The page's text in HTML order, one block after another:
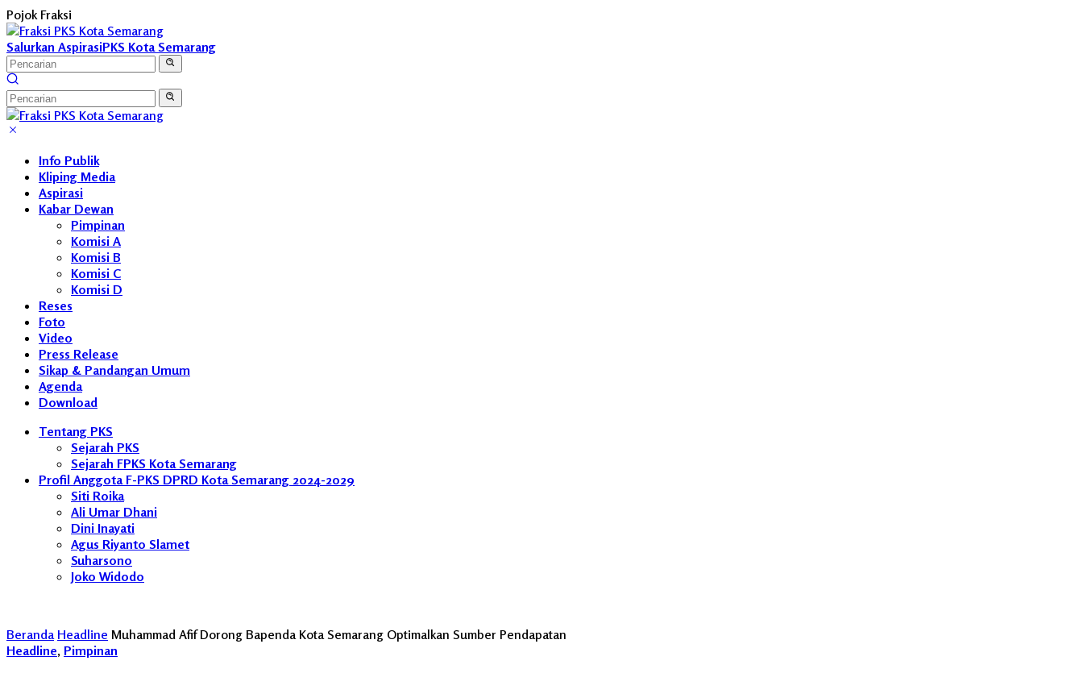
Langsung
ke
konten
Pojok Fraksi
Salurkan AspirasiPKS Kota Semarang
Info Publik
Kliping Media
Aspirasi
Kabar Dewan
Pimpinan
Komisi A
Komisi B
Komisi C
Komisi D
Reses
Foto
Video
Press Release
Sikap & Pandangan Umum
Agenda
Download
Tentang PKS
Sejarah PKS
Sejarah FPKS Kota Semarang
Profil Anggota F-PKS DPRD Kota Semarang 2024-2029
Siti Roika
Ali Umar Dhani
Dini Inayati
Agus Riyanto Slamet
Suharsono
Joko Widodo
Beranda Headline Muhammad Afif Dorong Bapenda Kota Semarang Optimalkan Sumber Pendapatan
Headline, Pimpinan